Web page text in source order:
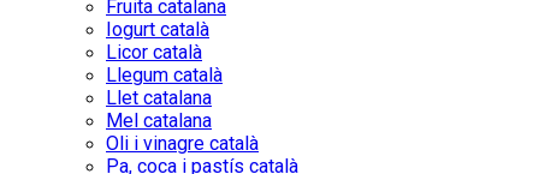
Fruita catalana
Iogurt català
Licor català
Llegum català
Llet catalana
Mel catalana
Oli i vinagre català
Pa, coca i pastís català